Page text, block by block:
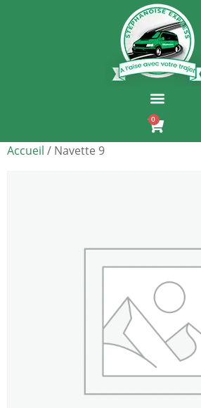
0
Accueil / Navette 9